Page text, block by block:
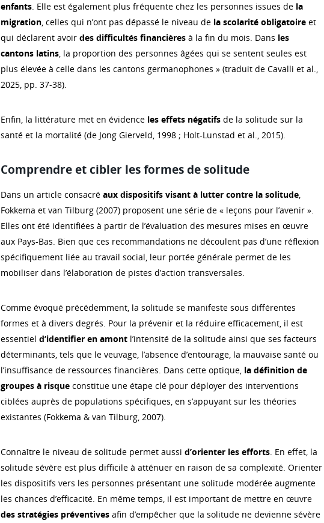
enfants. Elle est également plus fréquente chez les personnes issues de la
migration, celles qui n’ont pas dépassé le niveau de la scolarité obligatoireet
qui déclarent avoir des difficultés financièresà la fin du mois. Dans les
cantons latins, la proportion des personnes âgées qui se sentent seules est
plus élevée à celle dans les cantons germanophones » (traduit de Cavalli et al.,
2025, pp. 37-38).
Enfin, la littérature met en évidence les effets négatifsde la solitude sur la
santé et la mortalité (de Jong Gierveld, 1998 ; Holt-Lunstad et al., 2015).
Comprendre et cibler les formes de solitude
Dans un article consacré aux dispositifs visant à lutter contre la solitude,
Fokkema et van Tilburg (2007) proposent une série de « leçons pour l’avenir ».
Elles ont été identifiées à partir de l’évaluation des mesures mises en œuvre
aux Pays-Bas. Bien que ces recommandations ne découlent pas d’une réflexion
spécifiquement liée au travail social, leur portée générale permet de les
mobiliser dans l’élaboration de pistes d’action transversales.
Comme évoqué précédemment, la solitude se manifeste sous différentes
formes et à divers degrés. Pour la prévenir et la réduire efficacement, il est
essentiel d’identifier en amontl’intensité de la solitude ainsi que ses facteurs
déterminants, tels que le veuvage, l’absence d’entourage, la mauvaise santé ou
l’insuffisance de ressources financières. Dans cette optique, la définition de
groupes à risque constitue une étape clé pour déployer des interventions
ciblées auprès de populations spécifiques, en s’appuyant sur les théories
existantes (Fokkema & van Tilburg, 2007).
Connaître le niveau de solitude permet aussi d’orienter les efforts. En effet, la
solitude sévère est plus difficile à atténuer en raison de sa complexité. Orienter
les dispositifs vers les personnes présentant une solitude modérée augmente
les chances d’efficacité. En même temps, il est important de mettre en œuvre
des stratégies préventivesafin d’empêcher que la solitude ne devienne sévère